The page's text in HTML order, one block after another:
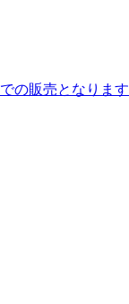
での販売となります